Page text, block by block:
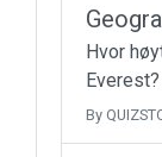
Hvor
Everest?
By